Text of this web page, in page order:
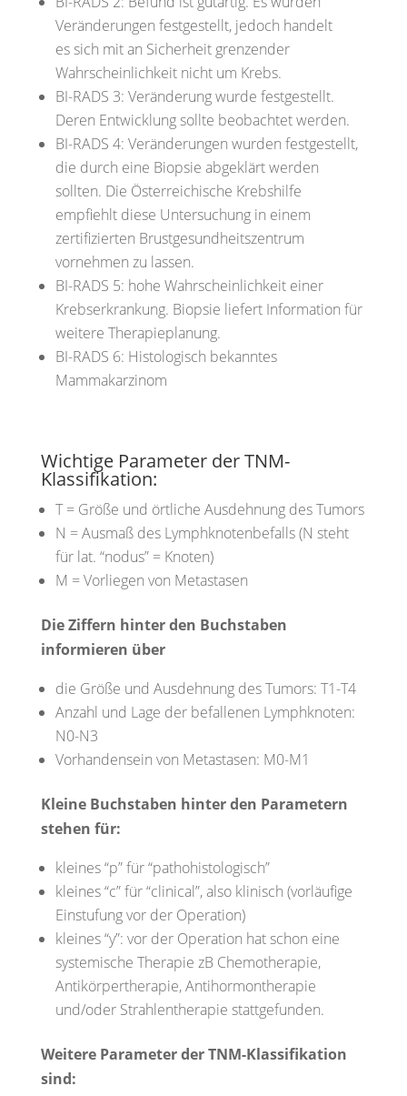
Veränderungen festgestellt, jedoch handelt
essich mit an Sicherheit grenzender
Wahrscheinlichkeit nicht um Krebs.
BI-RADS 3: Veränderung wurde festgestellt.
Deren Entwicklung sollte beobachtet werden.
BI-RADS 4: Veränderungen wurden festgestellt,
die durch eine Biopsie abgeklärtwerden
sollten. Die Österreichische Krebshilfe
empfiehlt diese Untersuchung in einem
zertifizierten Brustgesundheitszentrum
vornehmen zu lassen.
BI-RADS 5: hohe Wahrscheinlichkeit einer
Krebserkrankung. Biopsie liefert Information für
weitere Therapieplanung.
BI-RADS 6: Histologisch bekanntes
Mammakarzinom
Wichtige Parameter der TNM-
Klassifikation:
T = Größe und örtliche Ausdehnung des Tumors
N = Ausmaß des Lymphknotenbefalls (N steht
für lat. “nodus” = Knoten)
M = Vorliegen von Metastasen
Die Ziffern hinter den Buchstaben
informieren über
die Größe und Ausdehnung des Tumors: T1-T4
Anzahl und Lage der befallenen Lymphknoten:
N0-N3
Vorhandensein von Metastasen: M0-M1
Kleine Buchstaben hinter den Parametern
stehen für:
kleines “p” für “pathohistologisch”
kleines “c” für “clinical”, also klinisch (vorläufige
Einstufung vor der Operation)
kleines “y”: vor der Operation hat schon eine
systemische Therapie zB Chemotherapie,
Antikörpertherapie, Antihormontherapie
und/oder Strahlentherapie stattgefunden.
Weitere Parameter der TNM-Klassifikation
sind: